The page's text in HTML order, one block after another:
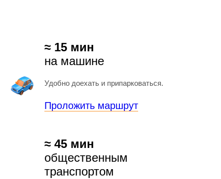
≈ 15 мин
на машине
Удобно доехать и припарковаться.
Проложить маршрут
≈ 45 мин
общественным
транспортом